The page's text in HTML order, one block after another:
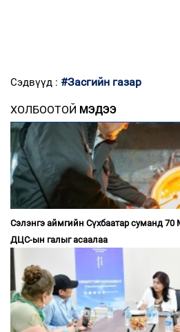
Сэдвүүд : #Засгийн газар
ХОЛБООТОЙ МЭДЭЭ
Сэлэнгэ аймгийн Сүхбаатар суманд
ДЦС-ын галыг асаалаа